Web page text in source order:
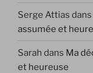
Serge Attias dans
assumée et
Sarah dans Ma
et heureuse